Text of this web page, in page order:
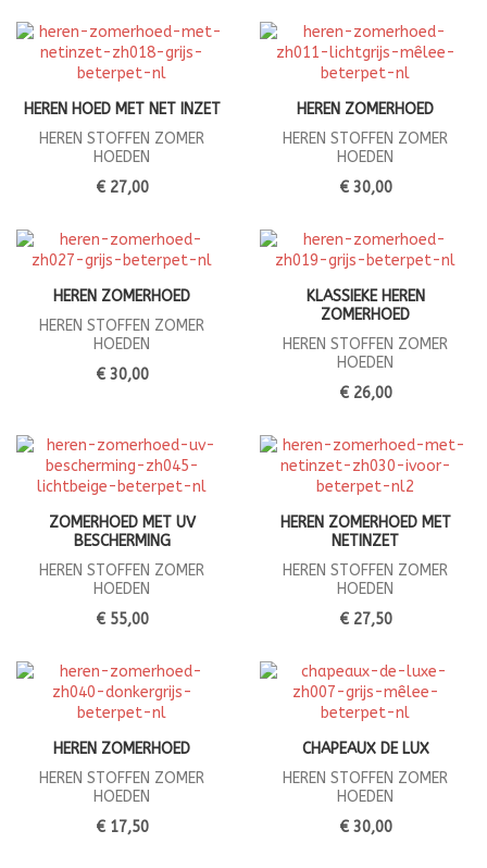
HEREN HOED MET NET INZET
HEREN STOFFEN ZOMER
HOEDEN
€ 27,00
HEREN ZOMERHOED
HEREN STOFFEN ZOMER
HOEDEN
€ 30,00
HEREN ZOMERHOED
HEREN STOFFEN ZOMER
HOEDEN
€ 30,00
KLASSIEKE HEREN
ZOMERHOED
HEREN STOFFEN ZOMER
HOEDEN
€ 26,00
ZOMERHOED MET UV
BESCHERMING
HEREN STOFFEN ZOMER
HOEDEN
€ 55,00
HEREN ZOMERHOED MET
NETINZET
HEREN STOFFEN ZOMER
HOEDEN
€ 27,50
HEREN ZOMERHOED
HEREN STOFFEN ZOMER
HOEDEN
€ 17,50
CHAPEAUX DE LUX
HEREN STOFFEN ZOMER
HOEDEN
€ 30,00